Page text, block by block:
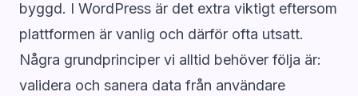
byggd. I WordPress är det extra viktigt eftersom
plattformen är vanlig och därför ofta utsatt.
Några grundprinciper vi alltid behöver följa är:
validera och sanera data från användare